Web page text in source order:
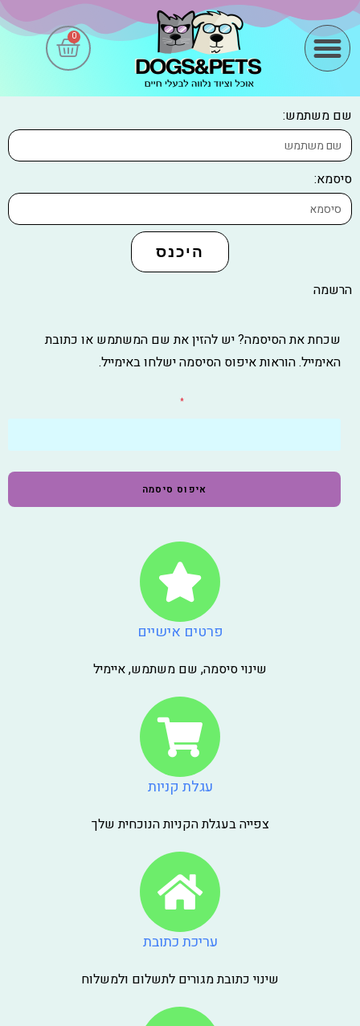
0
שם משתמש:
סיסמא:
היכנס
הרשמה
שכחת את הסיסמה? יש להזין את שם המשתמש או כתובת
האימייל. הוראות איפוס הסיסמה ישלחו באימייל.
*
איפוס סיסמה
פרטים אישיים
שינוי סיסמה, שם משתמש, איימיל
עגלת קניות
צפייה בעגלת הקניות הנוכחית שלך
עריכת כתובת
שינוי כתובת מגורים לתשלום ולמשלוח